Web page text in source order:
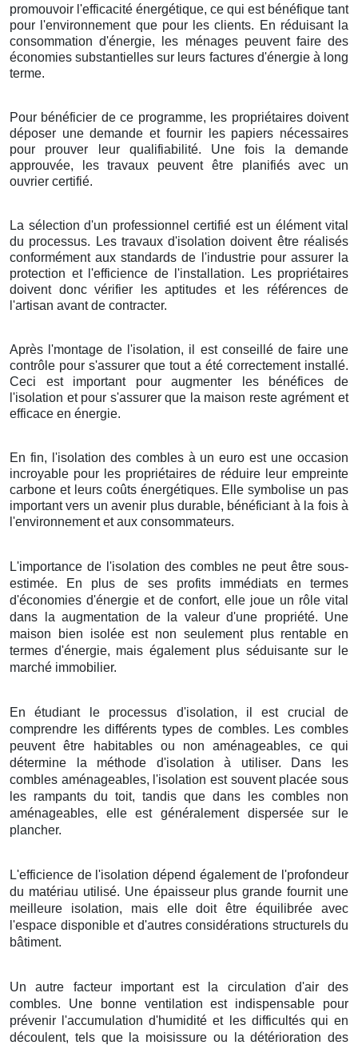
promouvoir l'efficacité énergétique, ce qui est bénéfique tant
pour l'environnement que pour les clients. En réduisant la
consommation d'énergie, les ménages peuvent faire des
économies substantielles sur leurs factures d'énergie à long
terme.
Pour bénéficier de ce programme, les propriétaires doivent
déposer une demande et fournir les papiers nécessaires
pour prouver leur qualifiabilité. Une fois la demande
approuvée, les travaux peuvent être planifiés avec un
ouvrier certifié.
La sélection d'un professionnel certifié est un élément vital
du processus. Les travaux d'isolation doivent être réalisés
conformément aux standards de l'industrie pour assurer la
protection et l'efficience de l'installation. Les propriétaires
doivent donc vérifier les aptitudes et les références de
l'artisan avant de contracter.
Après l'montage de l'isolation, il est conseillé de faire une
contrôle pour s'assurer que tout a été correctement installé.
Ceci est important pour augmenter les bénéfices de
l'isolation et pour s'assurer que la maison reste agrément et
efficace en énergie.
En fin, l'isolation des combles à un euro est une occasion
incroyable pour les propriétaires de réduire leur empreinte
carbone et leurs coûts énergétiques. Elle symbolise un pas
important vers un avenir plus durable, bénéficiant à la fois à
l'environnement et aux consommateurs.
L'importance de l'isolation des combles ne peut être sous-
estimée. En plus de ses profits immédiats en termes
d'économies d'énergie et de confort, elle joue un rôle vital
dans la augmentation de la valeur d'une propriété. Une
maison bien isolée est non seulement plus rentable en
termes d'énergie, mais également plus séduisante sur le
marché immobilier.
En étudiant le processus d'isolation, il est crucial de
comprendre les différents types de combles. Les combles
peuvent être habitables ou non aménageables, ce qui
détermine la méthode d'isolation à utiliser. Dans les
combles aménageables, l'isolation est souvent placée sous
les rampants du toit, tandis que dans les combles non
aménageables, elle est généralement dispersée sur le
plancher.
L'efficience de l'isolation dépend également de l'profondeur
du matériau utilisé. Une épaisseur plus grande fournit une
meilleure isolation, mais elle doit être équilibrée avec
l'espace disponible et d'autres considérations structurels du
bâtiment.
Un autre facteur important est la circulation d'air des
combles. Une bonne ventilation est indispensable pour
prévenir l'accumulation d'humidité et les difficultés qui en
découlent, tels que la moisissure ou la détérioration des